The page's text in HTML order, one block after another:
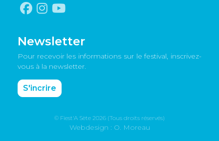
Newsletter
Pour recevoir les informations sur le festival, inscrivez-
vous à la newsletter.
S'incrire
© Fiest'A Sète 2026 (Tous droits réservés)
Webdesign : O. Moreau